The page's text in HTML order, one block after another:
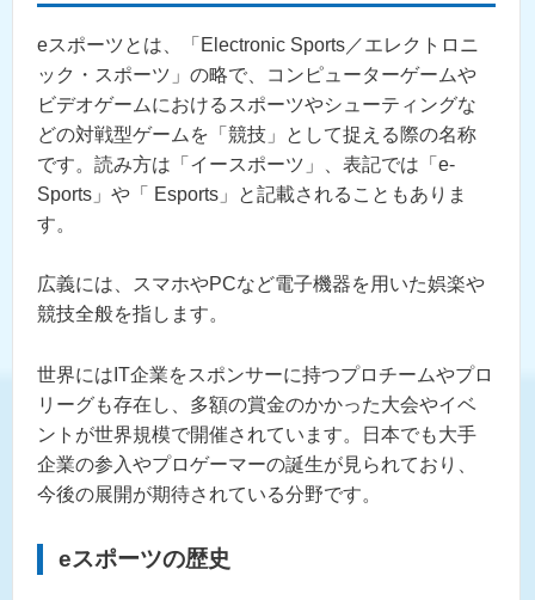
eスポーツとは、「Electronic Sports／エレクトロニ
ック・スポーツ」の略で、コンピューターゲームや
ビデオゲームにおけるスポーツやシューティングな
どの対戦型ゲームを「競技」として捉える際の名称
です。読み方は「イースポーツ」、表記では「e-
Sports」や「 Esports」と記載されることもありま
す。
広義には、スマホやPCなど電子機器を用いた娯楽や
競技全般を指します。
世界にはIT企業をスポンサーに持つプロチームやプロ
リーグも存在し、多額の賞金のかかった大会やイベ
ントが世界規模で開催されています。日本でも大手
企業の参入やプロゲーマーの誕生が見られており、
今後の展開が期待されている分野です。
eスポーツの歴史